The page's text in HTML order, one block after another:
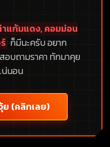
าแก้มแดง, คอมม่อน
ก็มีนะครับ อยาก
อบถามราคา ทักมาคุย
น่นอน
ย (คลิกเลย)